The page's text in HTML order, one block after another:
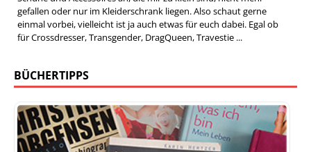
gefallen oder nur im Kleiderschrank liegen. Also schaut gerne
einmal vorbei, vielleicht ist ja auch etwas für euch dabei. Egal ob
für Crossdresser, Transgender, DragQueen, Travestie ...
BÜCHERTIPPS